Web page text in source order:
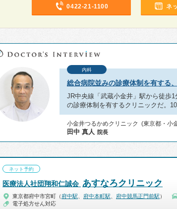
0422-21-1100 ネ
内科
総合病院並みの診療体制を有する
JR中央線「武蔵小金井」駅から徒歩
の診療体制を有するクリニックだ。
小金井つるかめクリニック (東京都・小
田中 真人 院長
ネット予約
医療法人社団翔和仁誠会 あすなろクリニック
東京都府中市宮町（ 府中駅 府中本町駅 府中競馬正門前駅 ）
電子処方せん対応